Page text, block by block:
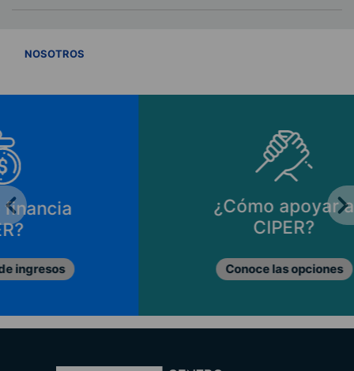
NOSOTROS
¿Cómo apoyar a
Conoce las opciones